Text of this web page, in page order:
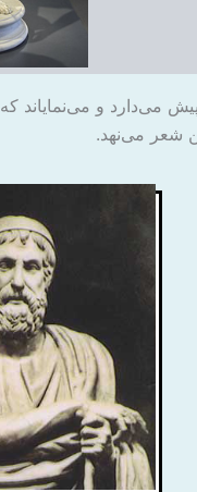
می‌دارد و می‌نمایاند
شعر می‌نهد.